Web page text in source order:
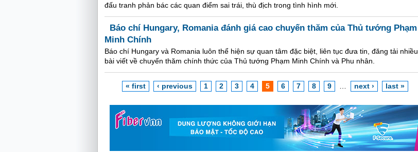
đấu tranh phản bác các quan điểm sai trái, thù địch trong tình hình mới.
Báo chí Hungary, Romania đánh giá cao chuyến thăm của Thủ tướng Phạm
Minh Chính
Báo chí Hungary và Romania luôn thể hiện sự quan tâm đặc biệt, liên tục đưa tin, đăng tải nhiều
bài viết về chuyến thăm chính thức của Thủ tướng Phạm Minh Chính và Phu nhân.
« first ‹ previous 1 2 3 4 5 6 7 8 9 next › last »